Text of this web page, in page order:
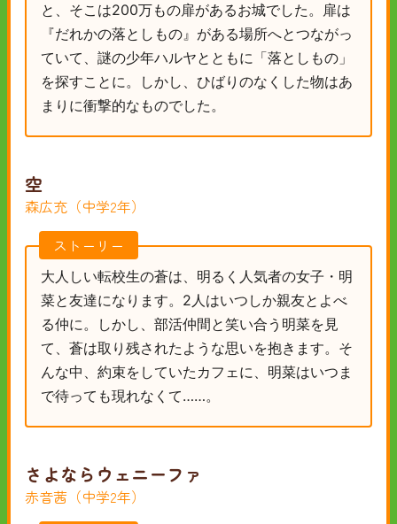
と、そこは200万もの扉があるお城でした。扉は
『だれかの落としもの』がある場所へとつながっ
ていて、謎の少年ハルヤとともに「落としもの」
を探すことに。しかし、ひばりのなくした物はあ
まりに衝撃的なものでした。
空
森広充（中学2年）
ストーリー
大人しい転校生の蒼は、明るく人気者の女子・明
菜と友達になります。2人はいつしか親友とよべ
る仲に。しかし、部活仲間と笑い合う明菜を見
て、蒼は取り残されたような思いを抱きます。そ
んな中、約束をしていたカフェに、明菜はいつま
で待っても現れなくて……。
さよならウェニーファ
赤音茜（中学2年）